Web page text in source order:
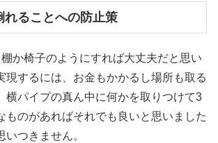
れることへの防止策
か椅子のようにすれば大丈夫だと思い
現するには、お金もかかるし場所も取る
横パイプの真ん中に何かを取りつけて3
ものがあればそれでも良いと思いました
つきません。